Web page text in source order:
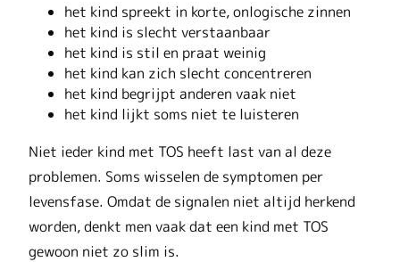
het kind spreekt in korte, onlogische zinnen
het kind is slecht verstaanbaar
het kind is stil en praat weinig
het kind kan zich slecht concentreren
het kind begrijpt anderen vaak niet
het kind lijkt soms niet te luisteren
Niet ieder kind met TOS heeft last van al deze
problemen. Soms wisselen de symptomen per
levensfase. Omdat de signalen niet altijd herkend
worden, denkt men vaak dat een kind met TOS
gewoon niet zo slim is.